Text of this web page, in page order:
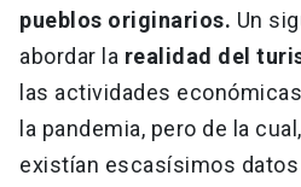
pueblos originarios. Un
abordar la realidad del
las actividades
la pandemia, pero de la
existían escasísimos datos